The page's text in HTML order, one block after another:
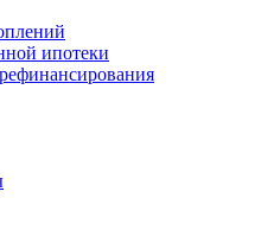
ипотеки